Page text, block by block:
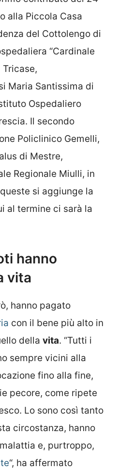
alla Piccola Casa
del Cottolengo di
“Cardinale
Tricase,
Maria Santissima di
Ospedaliero
Il secondo
Policlinico Gemelli,
di Mestre,
Regionale Miulli, in
si aggiunge la
al termine ci sarà la
hanno
vita
hanno pagato
con il bene più alto in
della vita. “Tutti i
sempre vicini alla
fino alla fine,
pecore, come ripete
Lo sono così tanto
circostanza, hanno
e, purtroppo,
“, ha affermato